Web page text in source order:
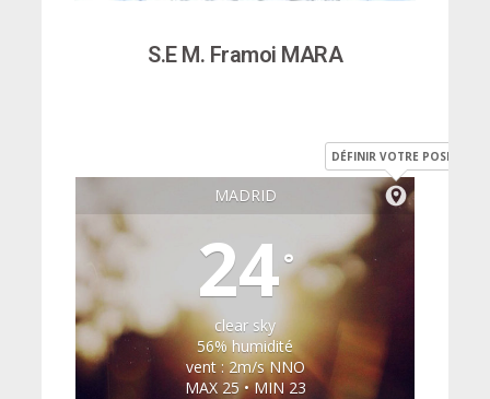
S.E M. Framoi MARA
MADRID
DÉFINIR VOTRE POSITION
24°
clear sky
56% humidité
vent : 2m/s NNO
MAX 25 • MIN 23